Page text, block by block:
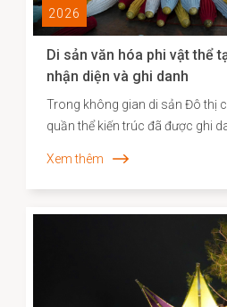
2026
Di sản văn hóa phi vật thể
nhận diện và ghi danh
Trong không gian di sản Đô thị
quần thể kiến trúc đã được ghi
và năng lực sáng tạo của cộng
phương. Những năm gần đây,
diện và xây dựng hồ sơ khoa
hóa phi vật thể đã được triển
góp phần định hình cơ sở dữ
lược bảo tồn và phát huy giá trị
Xem thêm